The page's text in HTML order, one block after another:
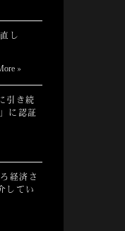
し
»
引き続
に認証
経済さ
してい